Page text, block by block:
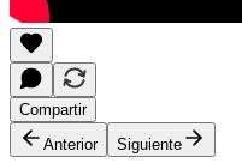
Compartir
Anterior
Siguiente